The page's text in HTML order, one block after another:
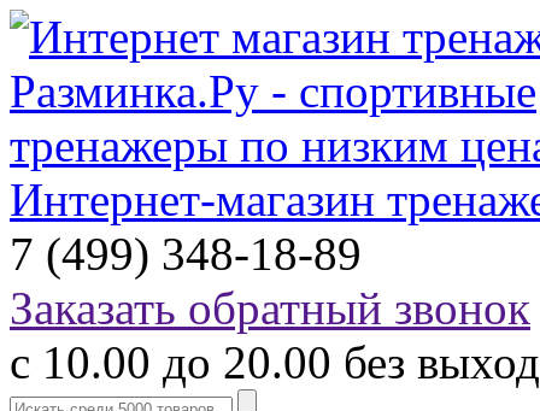
Интернет-магазин
7 (499) 348-18-89
Заказать обратный звонок
с 10.00 до 20.00 без